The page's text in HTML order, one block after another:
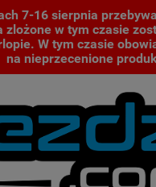
7-16 sierpnia
zlożone w tym czasie
W tym czasie
na nieprzecenione